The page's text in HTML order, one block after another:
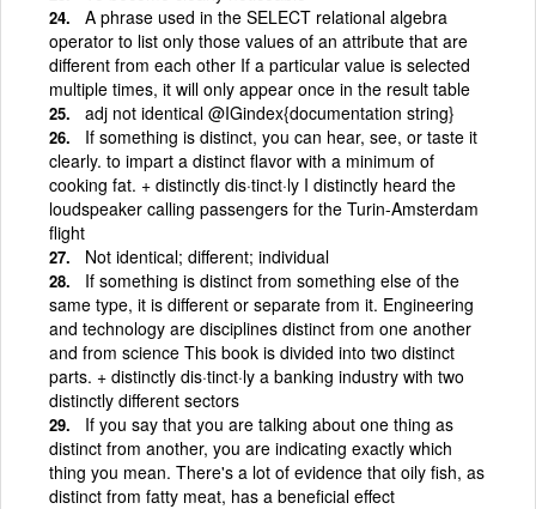
A phrase used in the SELECT relational algebra
operator to list only those values of an attribute that are
different from each other If a particular value is selected
multiple times, it will only appear once in the result table
adj not identical @IGindex{documentation string}
If something is distinct, you can hear, see, or taste it
clearly. to impart a distinct flavor with a minimum of
cooking fat. + distinctly dis·tinct·ly I distinctly heard the
loudspeaker calling passengers for the Turin-Amsterdam
flight
Not identical; different; individual
If something is distinct from something else of the
same type, it is different or separate from it. Engineering
and technology are disciplines distinct from one another
and from science This book is divided into two distinct
parts. + distinctly dis·tinct·ly a banking industry with two
distinctly different sectors
If you say that you are talking about one thing as
distinct from another, you are indicating exactly which
thing you mean. There's a lot of evidence that oily fish, as
distinct from fatty meat, has a beneficial effect